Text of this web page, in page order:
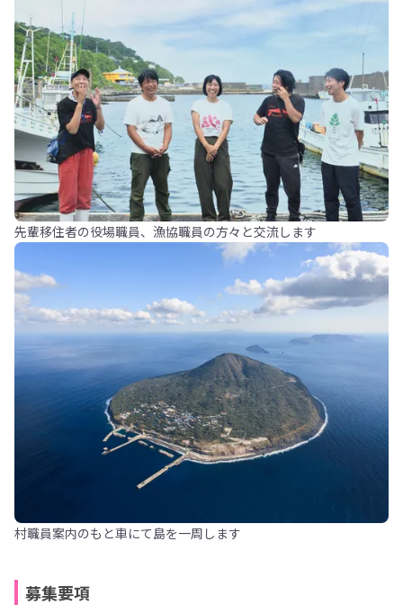
先輩移住者の役場職員、漁協職員の方々と交流します
村職員案内のもと車にて島を一周します
募集要項